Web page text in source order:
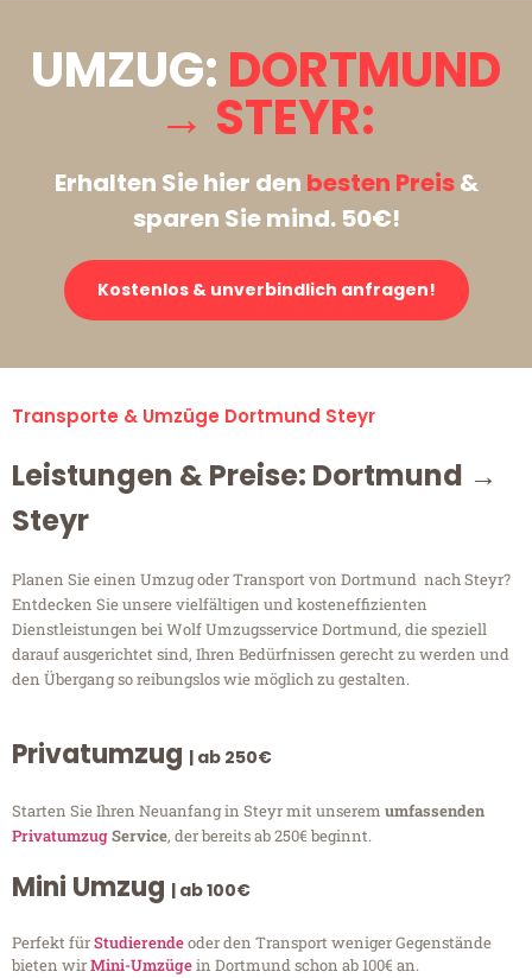
UMZUG: DORTMUND
→ STEYR:
Erhalten Sie hier den besten Preis&
sparen Sie mind. 50€!
Kostenlos & unverbindlich anfragen!
Transporte & Umzüge Dortmund Steyr
Leistungen & Preise: Dortmund →
Steyr
Planen Sie einen Umzug oder Transport von Dortmund nach Steyr?
Entdecken Sie unsere vielfältigen und kosteneffizienten
Dienstleistungen bei Wolf Umzugsservice Dortmund, die speziell
darauf ausgerichtet sind, Ihren Bedürfnissen gerecht zu werden und
den Übergang so reibungslos wie möglich zu gestalten.
Privatumzug | ab 250€
Starten Sie Ihren Neuanfang in Steyr mit unserem umfassenden
PrivatumzugService, der bereits ab 250€ beginnt.
Mini Umzug | ab 100€
Perfekt fürStudierendeoder den Transport weniger Gegenstände
bieten wirMini-Umzügein Dortmund schon ab 100€ an.